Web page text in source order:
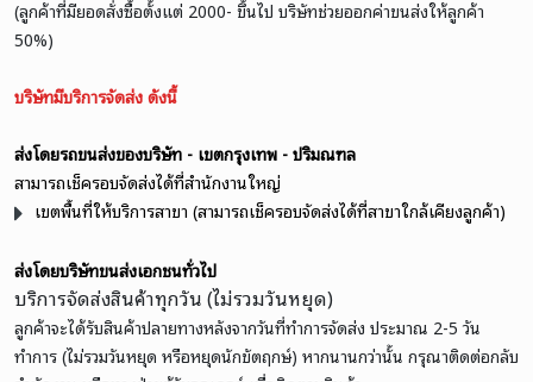
(ลูกค้าที่มียอดสั่งซื้อตั้งแต่ 2000- ขึ้นไป บริษัทช่วยออกค่าขนส่งให้ลูกค้า
50%)
บริษัทมีบริการจัดส่ง ดังนี้
ส่งโดยรถขนส่งของบริษัท - เขตกรุงเทพ - ปริมณฑล
สามารถเช็ครอบจัดส่งได้ที่สำนักงานใหญ่
เขตพื้นที่ให้บริการสาขา (สามารถเช็ครอบจัดส่งได้ที่สาขาใกล้เคียงลูกค้า)
ส่งโดยบริษัทขนส่งเอกชนทั่วไป
บริการจัดส่งสินค้าทุกวัน (ไม่รวมวันหยุด)
ลูกค้าจะได้รับสินค้าปลายทางหลังจากวันที่ทำการจัดส่ง ประมาณ 2-5 วัน
ทำการ (ไม่รวมวันหยุด หรือหยุดนักขัตฤกษ์) หากนานกว่านั้น กรุณาติดต่อกลับ